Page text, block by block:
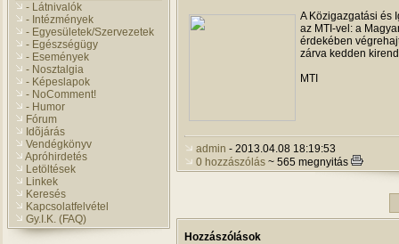
- Látnivalók
- Intézmények
- Egyesületek/Szervezetek
- Egészségügy
- Események
- Nosztalgia
- Képeslapok
- NoComment!
- Humor
Fórum
Idõjárás
Vendégkönyv
Apróhirdetés
Letöltések
Linkek
Keresés
Kapcsolatfelvétel
Gy.I.K. (FAQ)
A Közigazgatási és
az MTI-vel: a
érdekében
zárva kedden
MTI
admin - 2013.04.08 18:19:53
0 hozzászólás ~ 565 megnyitás
Hozzászólások